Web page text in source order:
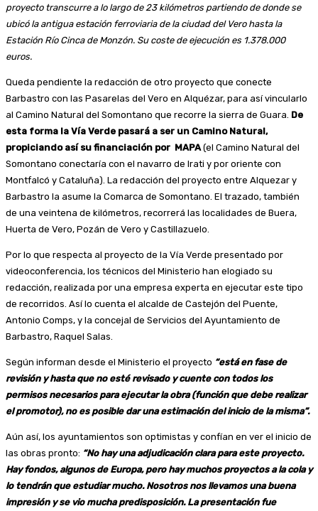
proyecto transcurre a lo largo de 23 kilómetros partiendo de donde se
ubicó la antigua estación ferroviaria de la ciudad del Vero hasta la
Estación Río Cinca de Monzón. Su coste de ejecución es 1.378.000
euros.
Queda pendiente la redacción de otro proyecto que conecte
Barbastro con las Pasarelas del Vero en Alquézar, para así vincularlo
al Camino Natural del Somontano que recorre la sierra de Guara. De
esta forma la Vía Verde pasará a ser un Camino Natural,
propiciando así su financiación por MAPA (el Camino Natural del
Somontano conectaría con el navarro de Irati y por oriente con
Montfalcó y Cataluña). La redacción del proyecto entre Alquezar y
Barbastro la asume la Comarca de Somontano. El trazado, también
de una veintena de kilómetros, recorrerá las localidades de Buera,
Huerta de Vero, Pozán de Vero y Castillazuelo.
Por lo que respecta al proyecto de la Vía Verde presentado por
videoconferencia, los técnicos del Ministerio han elogiado su
redacción, realizada por una empresa experta en ejecutar este tipo
de recorridos. Así lo cuenta el alcalde de Castejón del Puente,
Antonio Comps, y la concejal de Servicios del Ayuntamiento de
Barbastro, Raquel Salas.
Según informan desde el Ministerio el proyecto “está en fase de
revisión y hasta que no esté revisado y cuente con todos los
permisos necesarios para ejecutar la obra (función que debe realizar
el promotor), no es posible dar una estimación del inicio de la misma”.
Aún así, los ayuntamientos son optimistas y confían en ver el inicio de
las obras pronto: “No hay una adjudicación clara para este proyecto.
Hay fondos, algunos de Europa, pero hay muchos proyectos a la cola y
lo tendrán que estudiar mucho. Nosotros nos llevamos una buena
impresión y se vio mucha predisposición. La presentación fue